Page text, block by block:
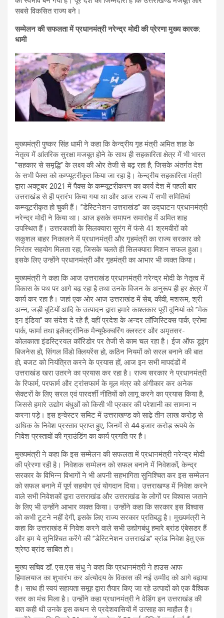
सबसे विकसित राज्य बने।
सम्मेलन की सफलता में प्रधानमंत्री नरेन्द्र मोदी की प्रेरणा मुख्य कारक:
धामी
मुख्यमंत्री पुष्कर सिंह धामी ने कहा कि केन्द्रीय गृह मंत्री अमित शाह के
नेतृत्व में आंतरिक सुरक्षा मजबूत होने के साथ ही सहकारिता क्षेत्र में भी भारत
’’सहकार से समृद्धि’’ के लक्ष्य की ओर तेजी से बढ़ रहा है, जिसके अंतर्गत देश
के सभी पैक्स को कम्प्यूटरीकृत किया जा रहा है। केन्द्रीय सहकारिता मंत्री
द्वारा अक्टूबर 2021 में पैक्स के कम्प्यूटरीकरण का कार्य देश में पहली बार
उत्तराखंड से ही प्रारंभ किया गया था और आज राज्य में सभी समितियां
कम्प्यूटरीकृत हो चुकी हैं। ’’डेस्टिनेशन उत्तराखंड’’ का उद्घाटन प्रधानमंत्री
नरेन्द्र मोदी ने किया था। आज इसके समापन समारोह में अमित शाह
उपस्थित हैं। उत्तरकाशी के सिलक्यारा सुरंग में फंसे 41 श्रमवीरों को
सकुशल बाहर निकालने में प्रधानमंत्री और गृहमंत्री का राज्य सरकार को
निरंतर सहयोग मिलता रहा, जिसके चलते ही सिलक्यारा मिशन सफल हुआ।
इसके लिए उन्होंने प्रधानमंत्री और गृहमंत्री का आभार भी व्यक्त किया।
मुख्यमंत्री ने कहा कि आज उत्तराखंड प्रधानमंत्री नरेन्द्र मोदी के नेतृत्व में
विकास के पथ पर आगे बढ़ रहा है तथा उनके विजन के अनुरूप ही हर क्षेत्र में
कार्य कर रहा है। जहां एक ओर आज उत्तराखंड में सेब, कीवी, मशरूम, श्री
अन्न, जड़ी बूटियों आदि के उत्पादन द्वारा हमारे काश्तकार पूरी दुनियां को ’’मेक
इन इंडिया’’ का संदेश दे रहे हैं, वहीं प्रदेश के अन्दर लॉजिस्टिक्स पार्क, एरोमा
पार्क, फार्मा तथा इलैक्ट्रॉनिक मैन्यूफैक्चरिंग क्लस्टर और अमृतसर-
कोलकाता इंडस्ट्रियल कॉरिडोर पर तेजी से काम चल रहा है। ईज ऑफ डूइंग
बिजनेस हो, सिंगल विंडो क्लियरेंस हो, कठिन नियमों को सरल बनाने की बात
हो, बजट को नियंत्रित करने के प्रयास हों, आज इन सभी मापदंडों में
उत्तराखंड खरा उतरने का प्रयास कर रहा है। राज्य सरकार ने प्रधानमंत्री
के रिफार्म, परफार्म और ट्रांसफार्म के मूल मंत्र को अंगीकार कर अनेक
सेक्टरों के लिए सरल एवं पारदर्शी नीतियों को लागू करने का प्रयास किया है,
जिससे हमारे उद्योग बंधुओं को किसी भी प्रकार की परेशानी का सामना न
करना पड़े। इस इन्वेस्टर समिट में उत्तराखण्ड को साढे़ तीन लाख करोड़ से
अधिक के निवेश प्रस्ताव प्राप्त हुए, जिनमें से 44 हजार करोड़ रूपये के
निवेश प्रस्तावों की ग्राउंडिंग का कार्य प्रगति पर है।
मुख्यमंत्री ने कहा कि इस सम्मेलन की सफलता में प्रधानमंत्री नरेन्द्र मोदी
की प्रेरणा रही है। निवेशक सम्मेलन को सफल बनाने में निवेशकों, केन्द्र
सरकार के विभिन्न विभागों ने भी अपनी सहभागिता सुनिश्चित कर इस सम्मेलन
को सफल बनाने में पूर्ण सहयोग एवं योगदान दिया। उत्तराखण्ड में निवेश करने
वाले सभी निवेशकों द्वारा उत्तराखंड और उत्तराखंड के लोगों पर विश्वास जताने
के लिए भी उन्होंने आभार व्यक्त किया। उन्होंने कहा कि सरकार इस विश्वास
को कभी टूटने नहीं देगी, इसके लिए राज्य सरकार प्रतिबद्ध है। मुख्यमंत्री ने
कहा कि उत्तराखंड में निवेश करने वाले सभी उद्योगबंधु हमारे ब्रांड एंबेसडर हैं
और हम ये सुनिश्चित करेंगे की ’’डेस्टिनेशन उत्तराखंड’’ ब्रांड निवेश हेतु एक
श्रेष्ठ ब्रांड साबित हो।
मुख्य सचिव डॉ. एस.एस संधु ने कहा कि प्रधानमंत्री ने हाउस आफ
हिमालयाज का शुभारंभ कर अंत्योदय के विकास की नई उम्मीद को आगे बढ़ाया
है। साथ ही स्वयं सहायता समूह द्वारा तैयार किए जा रहे उत्पादों को एक वैश्विक
स्तर का मंच मिला है। उन्होंने कहा प्रधानमंत्री ने वेडिंग इन उत्तराखंड की
बात कही थी उनके इस कथन से प्रदेशवासियों में उत्साह का माहौल है।